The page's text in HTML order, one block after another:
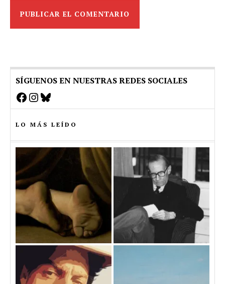
SÍGUENOS EN NUESTRAS REDES SOCIALES
Facebook
Instagram
Bluesky
LO MÁS LEÍDO